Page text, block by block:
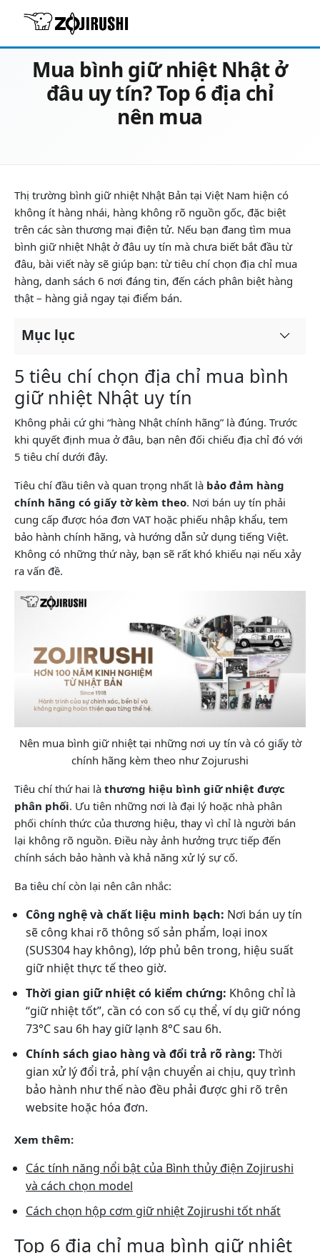
16/06/2026
Mua bình giữ nhiệt Nhật ở
đâu uy tín? Top 6 địa chỉ
nên mua
Thị trường bình giữ nhiệt Nhật Bản tại Việt Nam hiện có
không ít hàng nhái, hàng không rõ nguồn gốc, đặc biệt
trên các sàn thương mại điện tử. Nếu bạn đang tìm mua
bình giữ nhiệt Nhật ở đâu uy tín mà chưa biết bắt đầu từ
đâu, bài viết này sẽ giúp bạn: từ tiêu chí chọn địa chỉ mua
hàng, danh sách 6 nơi đáng tin, đến cách phân biệt hàng
thật – hàng giả ngay tại điểm bán.
Mục lục
5 tiêu chí chọn địa chỉ mua bình
giữ nhiệt Nhật uy tín
Không phải cứ ghi “hàng Nhật chính hãng” là đúng. Trước
khi quyết định mua ở đâu, bạn nên đối chiếu địa chỉ đó với
5 tiêu chí dưới đây.
Tiêu chí đầu tiên và quan trọng nhất là bảo đảm hàng
chính hãng có giấy tờ kèm theo. Nơi bán uy tín phải
cung cấp được hóa đơn VAT hoặc phiếu nhập khẩu, tem
bảo hành chính hãng, và hướng dẫn sử dụng tiếng Việt.
Không có những thứ này, bạn sẽ rất khó khiếu nại nếu xảy
ra vấn đề.
Nên mua bình giữ nhiệt tại những nơi uy tín và có giấy tờ
chính hãng kèm theo như Zojurushi
Tiêu chí thứ hai là thương hiệu bình giữ nhiệt được
phân phối. Ưu tiên những nơi là đại lý hoặc nhà phân
phối chính thức của thương hiệu, thay vì chỉ là người bán
lại không rõ nguồn. Điều này ảnh hưởng trực tiếp đến
chính sách bảo hành và khả năng xử lý sự cố.
Ba tiêu chí còn lại nên cân nhắc:
Công nghệ và chất liệu minh bạch: Nơi bán uy tín
sẽ công khai rõ thông số sản phẩm, loại inox
(SUS304 hay không), lớp phủ bên trong, hiệu suất
giữ nhiệt thực tế theo giờ.
Thời gian giữ nhiệt có kiểm chứng: Không chỉ là
“giữ nhiệt tốt”, cần có con số cụ thể, ví dụ giữ nóng
73°C sau 6h hay giữ lạnh 8°C sau 6h.
Chính sách giao hàng và đổi trả rõ ràng: Thời
gian xử lý đổi trả, phí vận chuyển ai chịu, quy trình
bảo hành như thế nào đều phải được ghi rõ trên
website hoặc hóa đơn.
Xem thêm:
Các tính năng nổi bật của Bình thủy điện Zojirushi
và cách chọn model
Cách chọn hộp cơm giữ nhiệt Zojirushi tốt nhất
Top 6 địa chỉ mua bình giữ nhiệt